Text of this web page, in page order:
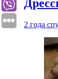
2 года